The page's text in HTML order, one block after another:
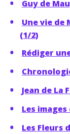
Guy de
Une vie de
(1/2)
Rédiger
Jean de La
Les
Les Fleurs